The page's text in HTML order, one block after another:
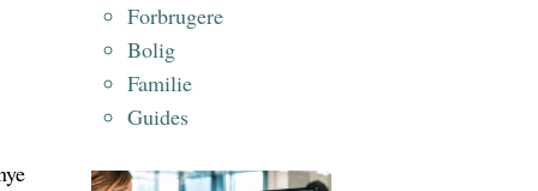
Forbrugere
Bolig
Familie
Guides